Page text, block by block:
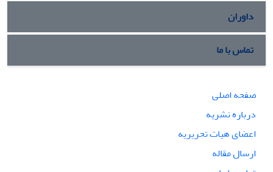
داوران
تماس با ما
صفحه اصلی
درباره نشریه
اعضای هیات تحریریه
ارسال مقاله